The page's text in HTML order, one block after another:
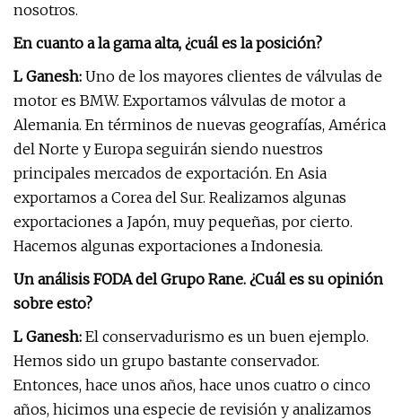
nosotros.
En cuanto a la gama alta, ¿cuál es la posición?
L Ganesh: Uno de los mayores clientes de válvulas de
motor es BMW. Exportamos válvulas de motor a
Alemania. En términos de nuevas geografías, América
del Norte y Europa seguirán siendo nuestros
principales mercados de exportación. En Asia
exportamos a Corea del Sur. Realizamos algunas
exportaciones a Japón, muy pequeñas, por cierto.
Hacemos algunas exportaciones a Indonesia.
Un análisis FODA del Grupo Rane. ¿Cuál es su opinión
sobre esto?
L Ganesh: El conservadurismo es un buen ejemplo.
Hemos sido un grupo bastante conservador.
Entonces, hace unos años, hace unos cuatro o cinco
años, hicimos una especie de revisión y analizamos